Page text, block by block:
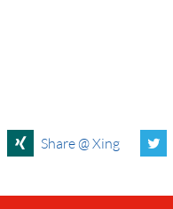
Share @ Xing